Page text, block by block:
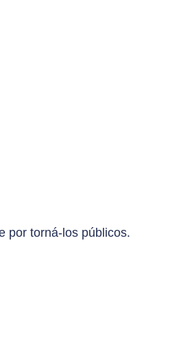
por torná-los públicos.